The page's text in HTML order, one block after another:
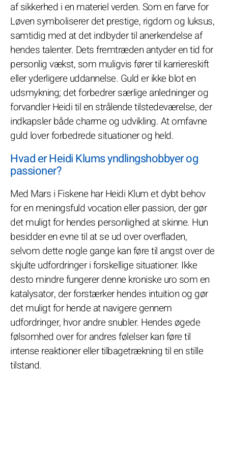
af sikkerhed i en materiel verden. Som en farve for
Løven symboliserer det prestige, rigdom og luksus,
samtidig med at det indbyder til anerkendelse af
hendes talenter. Dets fremtræden antyder en tid for
personlig vækst, som muligvis fører til karriereskift
eller yderligere uddannelse. Guld er ikke blot en
udsmykning; det forbedrer særlige anledninger og
forvandler Heidi til en strålende tilstedeværelse, der
indkapsler både charme og udvikling. At omfavne
guld lover forbedrede situationer og held.
Hvad er Heidi Klums yndlingshobbyer og
passioner?
Med Mars i Fiskene har Heidi Klum et dybt behov
for en meningsfuld vocation eller passion, der gør
det muligt for hendes personlighed at skinne. Hun
besidder en evne til at se ud over overfladen,
selvom dette nogle gange kan føre til angst over de
skjulte udfordringer i forskellige situationer. Ikke
desto mindre fungerer denne kroniske uro som en
katalysator, der forstærker hendes intuition og gør
det muligt for hende at navigere gennem
udfordringer, hvor andre snubler. Hendes øgede
følsomhed over for andres følelser kan føre til
intense reaktioner eller tilbagetrækning til en stille
tilstand.